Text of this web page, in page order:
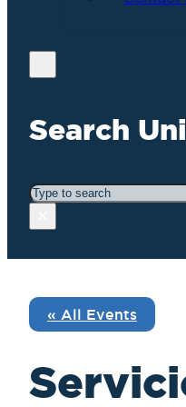
Search
Search
« All Events